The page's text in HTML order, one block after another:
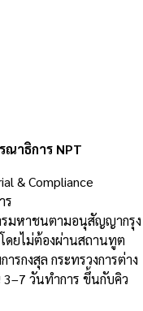
ณาธิการ NPT
& Compliance
ร
รมหาชนตามอนุสัญญากรุง
ดยไม่ต้องผ่านสถานทูต
รกงสุล กระทรวงการต่าง
3–7 วันทำการ ขึ้นกับคิว